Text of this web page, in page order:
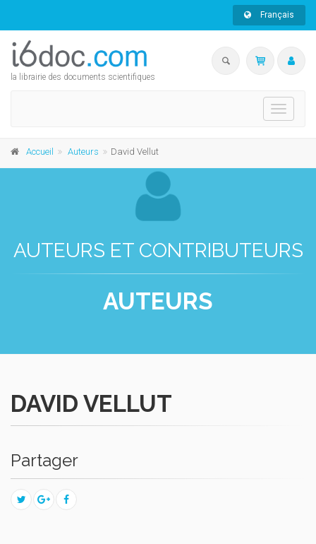
Français
la librairie des documents scientifiques
Toggle
Accueil Auteurs David Vellut
AUTEURS ET CONTRIBUTEURS
AUTEURS
DAVID VELLUT
Partager